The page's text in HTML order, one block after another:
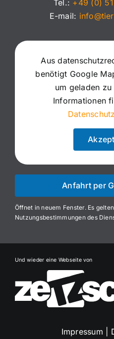
Tel.: +49 (0)
E-mail:
Aus
benötigt Google
um geladen
Informationen
Anfahrt per
Öffnet in neuem Fenster. Es
Nutzungsbestimmungen des
Und wieder eine Webseite von
Impressum